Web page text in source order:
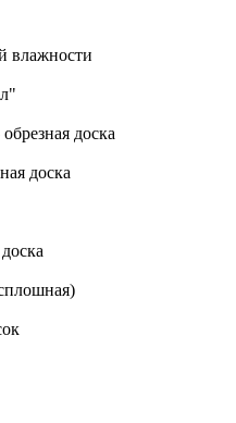
влажности
доска
доска